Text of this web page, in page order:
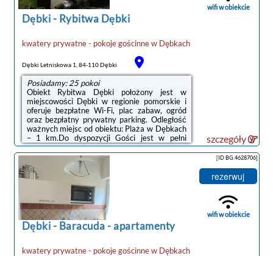
noclegi Dębki
Dębki- Rybitwa Dębki
kwatery prywatne - pokoje gościnnew Dębkach
Dębki Letniskowa 1, 84-110 Dębki
Posiadamy: 25 pokoi
Obiekt Rybitwa Dębki położony jest w
miejscowości Dębki w regionie pomorskie i
oferuje bezpłatne Wi-Fi, plac zabaw, ogród
oraz bezpłatny prywatny parking. Odległość
ważnych miejsc od obiektu: Plaża w Dębkach
– 1 km.Do dyspozycji Gości jest w pełni
wyposażona prywatna łazienka z prysznicem
i suszarką do włosów.Obiekt dysponuje
tarasem.Na miejscu Goście mogą grać w
tenisa stołowego. Okolica cieszy się
popularnością wśród miłośników
trekkingu.Odległość ważnych miejsc od
obiektu: Dworzec kolejowy – 50 km. Lotnisko
Lotnisko Gdańsk-Rębiechowo znajduje się 67
...
wifi w obiekcie
szczegóły
Dębki- Baracuda - apartamenty
kwatery prywatne - pokoje gościnnew Dębkach
[ID BG.4628706]
rezerwuj
wifi w obiekcie